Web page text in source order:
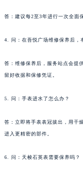
答：建议每2至3年进行一次全面
4. 问：在吾悦广场维修保养后，
答：维修保养后，服务站点会提
留好收据和保修凭证。
5. 问：手表进水了怎么办？
答：立即将手表表冠拔出，用干
进入更精密的部件。
6. 问：天梭石英表需要保养吗？